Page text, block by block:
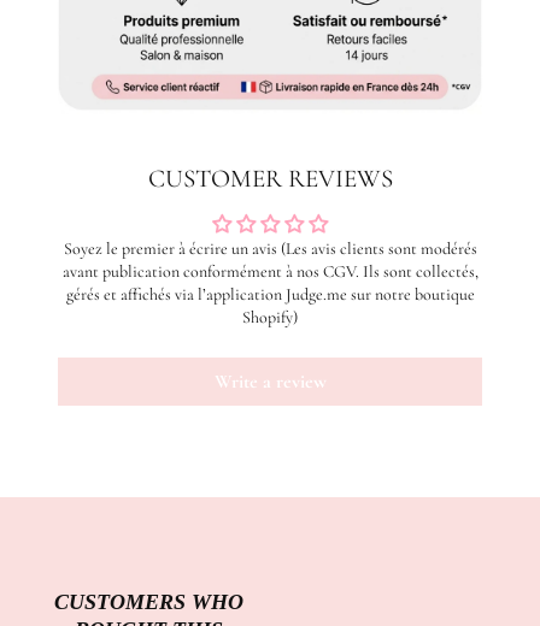
CUSTOMER REVIEWS
Soyez le premier à écrire un avis (Les avis clients sont modérés
avant publication conformément à nos CGV. Ils sont collectés,
gérés et affichés via l’application Judge.me sur notre boutique
Shopify)
Write a review
CUSTOMERS WHO